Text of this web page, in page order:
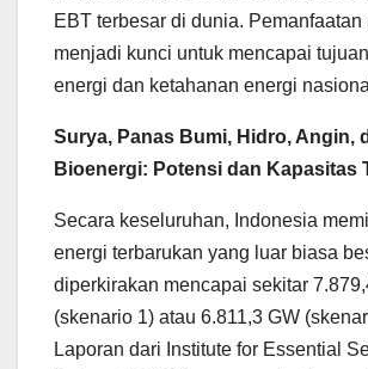
EBT terbesar di dunia. Pemanfaatan
menjadi kunci untuk mencapai
energi dan ketahanan energi
Surya, Panas Bumi, Hidro, Angin,
Bioenergi: Potensi dan Kapasitas
Secara keseluruhan, Indonesia
energi terbarukan yang luar biasa
diperkirakan mencapai sekitar
(skenario 1) atau 6.811,3 GW
Laporan dari Institute for Essential